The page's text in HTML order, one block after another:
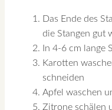
Das Ende des
die Stangen gut
In 4-6 cm lange
Karotten
schneiden
Apfel waschen
Zitrone schälen